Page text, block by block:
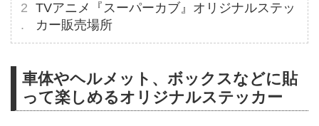
TVアニメ『スーパーカブ』オリジナルステッ
カー販売場所
車体やヘルメット、ボックスなどに貼
って楽しめるオリジナルステッカー